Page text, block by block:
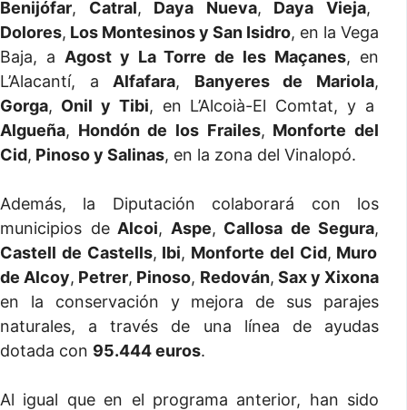
Benijófar, Catral, Daya Nueva, Daya Vieja,
Dolores, Los Montesinos y San Isidro, en la Vega
Baja, a Agost y La Torre de les Maçanes, en
L’Alacantí, a Alfafara, Banyeres de Mariola,
Gorga, Onil y Tibi, en L’Alcoià-El Comtat, y a
Algueña, Hondón de los Frailes, Monforte del
Cid, Pinoso y Salinas, en la zona del Vinalopó.
Además, la Diputación colaborará con los
municipios deAlcoi, Aspe, Callosa de Segura,
Castell de Castells, Ibi, Monforte del Cid, Muro
de Alcoy, Petrer, Pinoso, Redován, Sax y Xixona
en la conservación y mejora de sus parajes
naturales, a través de una línea de ayudas
dotada con 95.444 euros.
Al igual que en el programa anterior, han sido